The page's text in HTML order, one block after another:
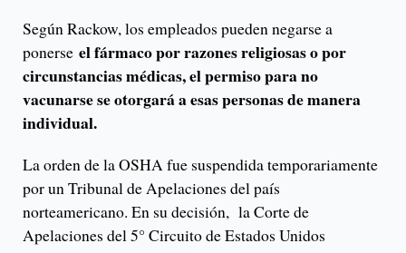
Según Rackow, los empleados pueden negarse a
ponerse el fármaco por razones religiosas o por
circunstancias médicas, el permiso para no
vacunarse se otorgará a esas personas de manera
individual.
La orden de la OSHA fue suspendida temporariamente
por un Tribunal de Apelaciones del país
norteamericano. En su decisión, la Corte de
Apelaciones del 5° Circuito de Estados Unidos